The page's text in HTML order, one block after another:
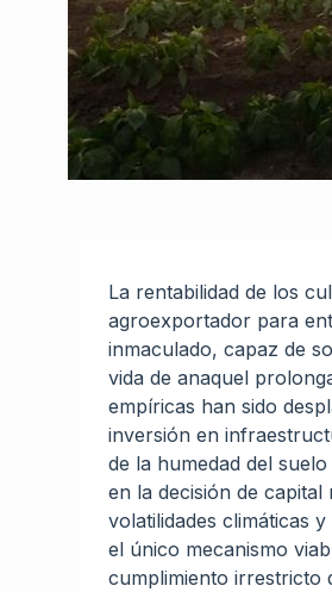
La rentabilidad de los
agroexportador para
inmaculado, capaz de
vida de anaquel
empíricas han sido
inversión en
de la humedad del
en la decisión de
volatilidades climáticas
el único mecanismo
cumplimiento irrestricto